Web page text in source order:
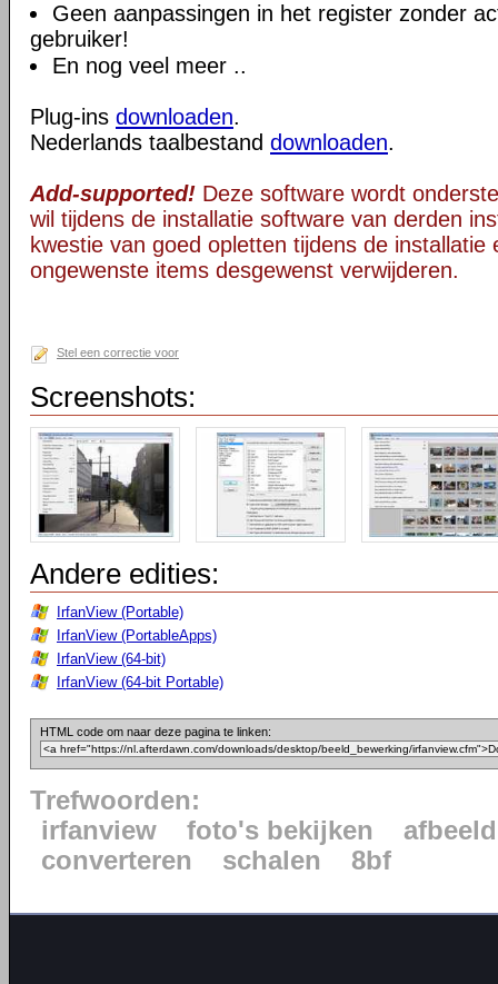
Geen aanpassingen in het register zonder
gebruiker!
En nog veel meer ..
Plug-ins downloaden.
Nederlands taalbestand downloaden.
Add-supported! Deze software wordt
wil tijdens de installatie software van derden
kwestie van goed opletten tijdens de installatie
ongewenste items desgewenst verwijderen.
Stel een correctie voor
Screenshots:
Andere edities:
IrfanView (Portable)
IrfanView (PortableApps)
IrfanView (64-bit)
IrfanView (64-bit Portable)
HTML code om naar deze pagina te linken:
Trefwoorden:
irfanview
foto's bekijken
converteren
schalen 8bf